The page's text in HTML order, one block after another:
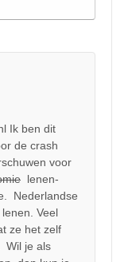
Ik ben dit
de crash
voor
lenen-
Nederlandse
Veel
ze het zelf
Wil je als